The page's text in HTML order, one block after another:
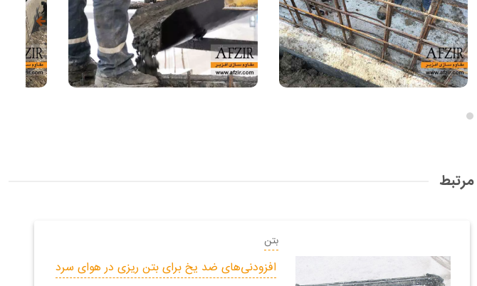
بتن
افزودنی‌های ضد یخ برای بتن ریزی در هوای سرد